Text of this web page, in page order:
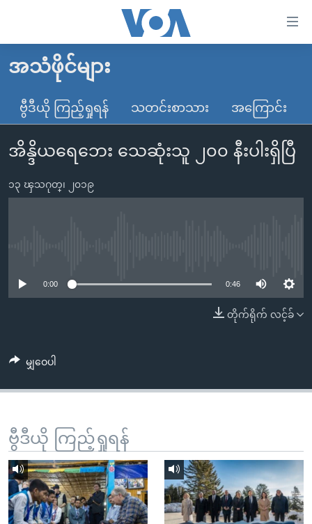
လွယ်ကူ
သည့်
Link
များ
ပင်မ
ပင်မ
စာမျက်နှာ
ကျော်
ရန်
ရှာဖွေ
ရန်
နေရာ
သို့
မူလစာမျက်နှာ
မြန်မာ
ကမ္ဘာ့သတင်းများ
နိုင်ငံတကာ
တရုတ်
ဗွီဒီယို
ရပ်ဝန်းတခု လမ်းတခု အလွန်
ရုပ်ရှင်ထဲက အင်္ဂလိပ်စာ
တီဗွီ
ရေဒီယို/တီဗွီအစီအစဉ်
ဗွီအိုအေ လူမှုကွန်ယက်များ
ဘာသာစကားများ
အသံဖိုင်များ
ဗွီဒီယို ကြည့်ရှုရန် သတင်းစာသား အကြောင်း
အိန္ဒိယရေဘေး သေဆုံးသူ ၂၀၀ နီးပါးရှိပြီ
၁၃ ၾသဂုတ္၊ ၂၀၁၉
0:00 0:46
တိုက်ရိုက် လင့်ခ်
မျှဝေပါ
ဗွီဒီယို ကြည့်ရှုရန်